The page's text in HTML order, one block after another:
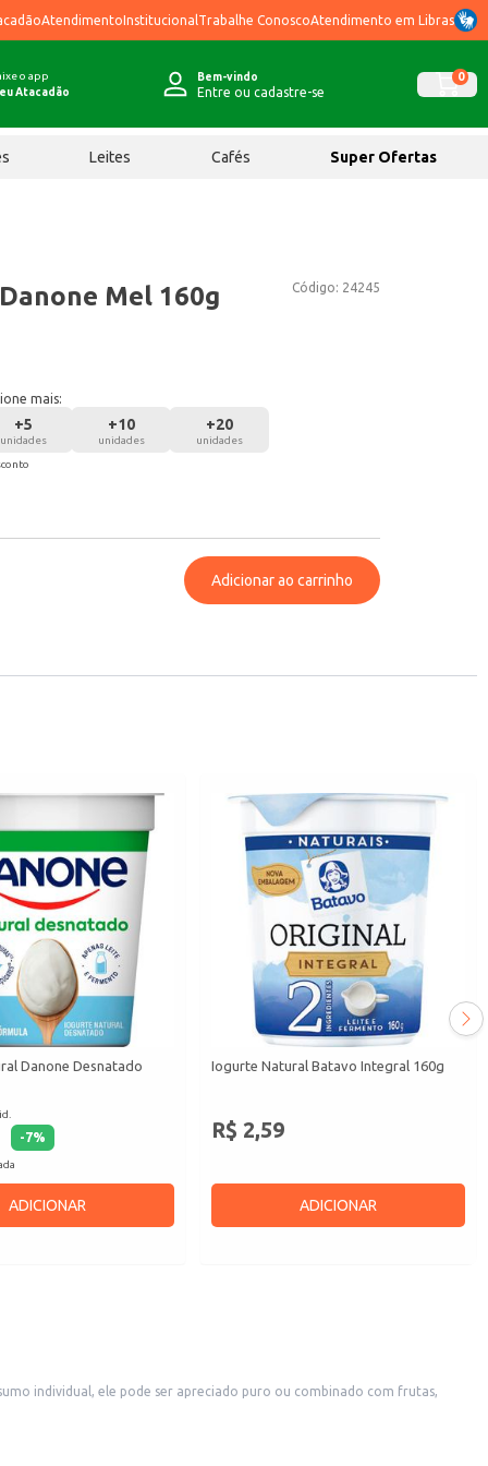
AtendimentoInstitucional Trabalhe ConoscoAtendimento em Libras
o app
Atacadão
Bem-vindo
Entre ou cadastre-se
0
Leites Cafés Super Ofertas
Código: 24245
Mel 160g
mais:
+5
unidades
+10
unidades
+20
unidades
Adicionar ao carrinho
Danone Desnatado
-7%
ADICIONAR
Iogurte Natural Batavo Integral 160g
R$ 2,59
ADICIONAR
individual, ele pode ser apreciado puro ou combinado com frutas,